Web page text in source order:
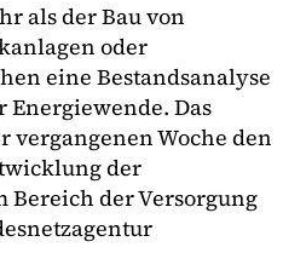
als der Bau von
oder
eine Bestandsanalyse
Energiewende. Das
Woche den
der
Bereich der Versorgung